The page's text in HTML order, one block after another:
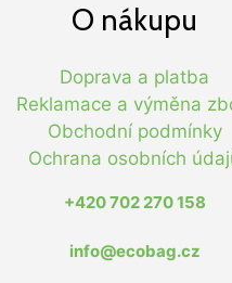
O nákupu
Doprava a platba
Reklamace a výměna
Obchodní podmínky
Ochrana osobních
+420 702 270 158
info@ecobag.cz